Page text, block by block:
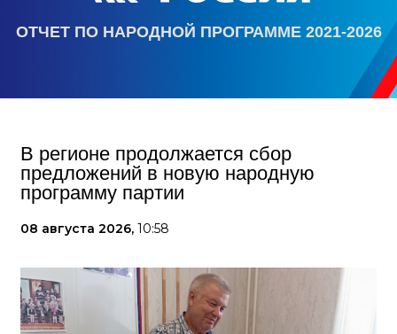
ОТЧЕТ ПО НАРОДНОЙ ПРОГРАММЕ 2021-2026
В регионе продолжается сбор
предложений в новую народную
программу партии
08 августа 2026, 10:58